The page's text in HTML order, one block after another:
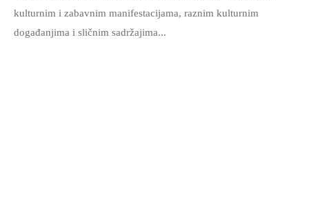
kulturnim i zabavnim manifestacijama, raznim kulturnim
događanjima i sličnim sadržajima...